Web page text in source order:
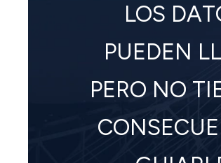
LOS
PUEDEN
PERO NO